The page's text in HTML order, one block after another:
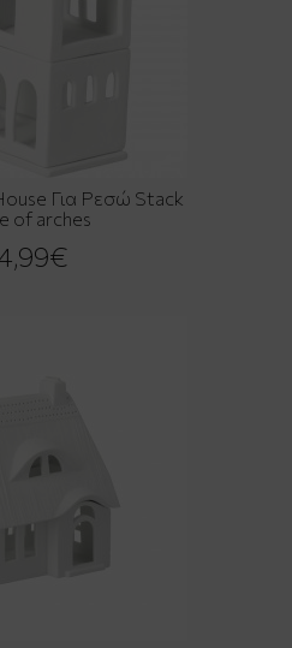
Για Ρεσώ Stack
of arches